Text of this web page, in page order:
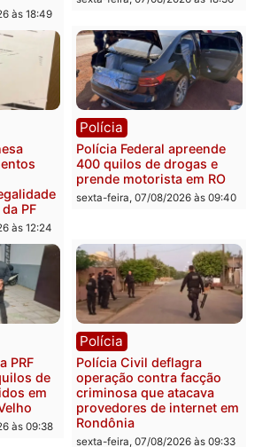
em
vendedor
Porto
2026 às
ELEIÇÕES 2026 – TCE
alerta candidatos sobre
crise financeira do
segunda-feira, 10/08/2026 às
07:22
com
de
às 18:49
Política
Eleições 2026: Pastor
Evanildo pode ser o
primeiro pastor de
Rondônia na Câmara
Federal
sexta-feira, 07/08/2026 às